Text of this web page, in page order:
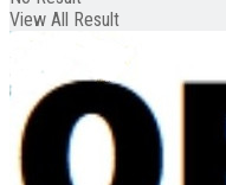
View All Result